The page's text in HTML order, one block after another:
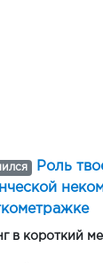
Роль
в короткий